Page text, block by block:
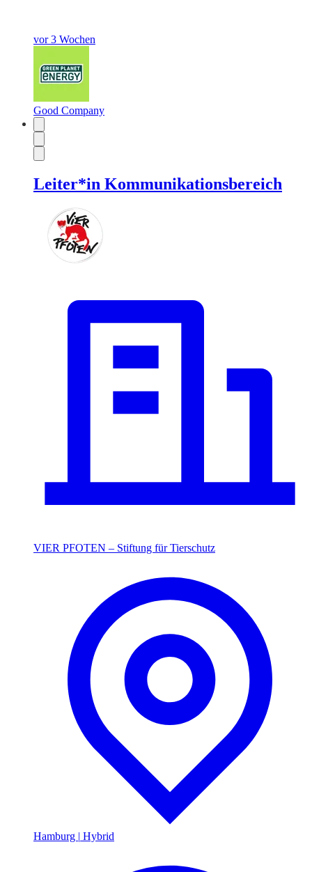
vor 3 Wochen
Good Company
Leiter*in Kommunikationsbereich
VIER PFOTEN – Stiftung für Tierschutz
Hamburg | Hybrid